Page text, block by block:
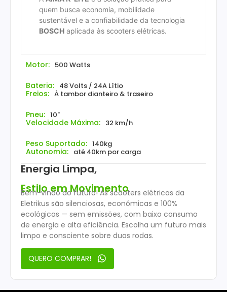
quem busca economia, mobilidade
sustentável e a confiabilidade da tecnologia
BOSCH aplicada às scooters elétricas.
Motor: 500 Watts
Bateria: 48 Volts / 24A Lítio
Freios: À tambor dianteiro & traseiro
Pneu: 10"
Velocidade Máxima: 32 km/h
Peso Suportado: 140kg
Autonomia: até 40km por carga
Energia Limpa,
Estilo em Movimento
Bem-vindo ao futuro! As scooters elétricas da
Eletrikus são silenciosas, econômicas e 100%
ecológicas — sem emissões, com baixo consumo
de energia e alta eficiência. Escolha um futuro mais
limpo e consciente sobre duas rodas.
QUERO COMPRAR!